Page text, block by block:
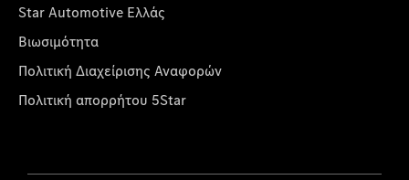
Star Automotive Ελλάς
Βιωσιμότητα
Πολιτική Διαχείρισης Αναφορών
Πολιτική απορρήτου 5Star